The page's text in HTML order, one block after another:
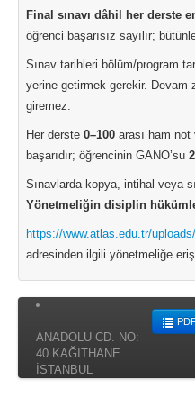
Final sınavı dâhil her derste
öğrenci başarısız sayılır;
Sınav tarihleri bölüm/program
yerine getirmek gerekir. Devam
giremez.
Her derste 0–100 arası ham
başarıdır; öğrencinin GANO’su
Sınavlarda kopya, intihal veya
Yönetmeliğin disiplin
https://www.atlas.edu.tr/
adresinden ilgili yönetmeliğe
ANADOLU CD. NO:
40 KAĞITHANE
İSTANBUL